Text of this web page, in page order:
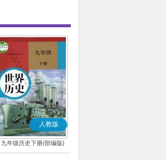
人教版
九年级历史下册(部编版)